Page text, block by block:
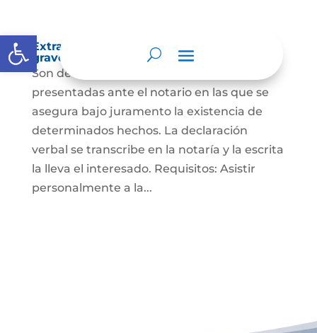
Abrir barra de herramientas
Extra-proceso o declaración bajo la
gravedad de juramento
Son declaraciones verbales o escritas
presentadas ante el notario en las que se
asegura bajo juramento la existencia de
determinados hechos. La declaración
verbal se transcribe en la notaría y la escrita
la lleva el interesado. Requisitos: Asistir
personalmente a la...